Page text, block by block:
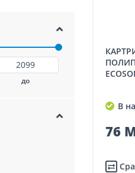
до
КАРТРИДЖ ИЗ
В
76